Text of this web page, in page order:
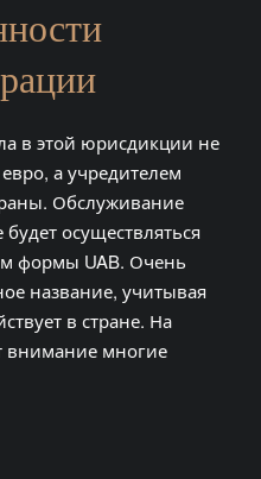
в этой юрисдикции не
а учредителем
Обслуживание
осуществляться
формы UAB. Очень
название, учитывая
в стране. На
многие